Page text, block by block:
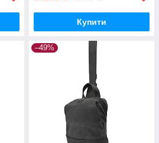
Купити
–49%